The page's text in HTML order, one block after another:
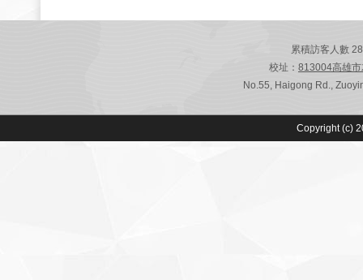
累積訪客人數
校址： 813004高雄
No.55, Haigong Rd.,
Copyright (c)